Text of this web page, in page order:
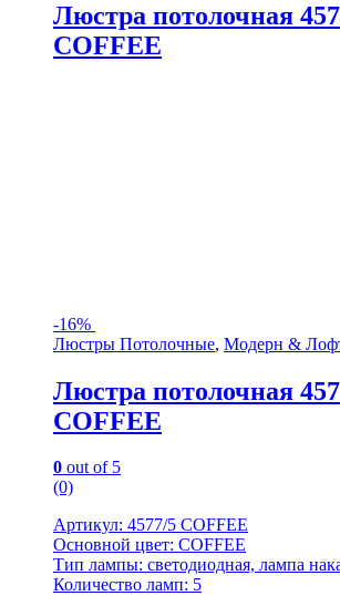
Люстра потолочная
COFFEE
-16%
Люстры Потолочные, Модерн &
Люстра потолочная
COFFEE
0 out of 5
(0)
Артикул: 4577/5 COFFEE
Основной цвет: COFFEE
Тип лампы: светодиодная, лампа
Количество ламп: 5